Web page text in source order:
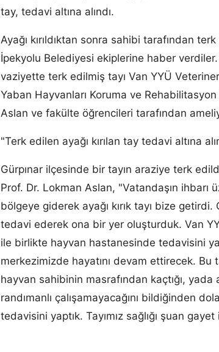
tay, tedavi altına alındı.
Ayağı kırıldıktan sonra sahibi tarafından
İpekyolu Belediyesi ekiplerine haber verdiler.
vaziyette terk edilmiş tayı Van YYÜ
Yaban Hayvanları Koruma ve
Aslan ve fakülte öğrencileri tarafından
"Terk edilen ayağı kırılan tay tedavi altına
Gürpınar ilçesinde bir tayın araziye terk
Prof. Dr. Lokman Aslan, "Vatandaşın ihbarı
bölgeye giderek ayağı kırık tayı bize getirdi.
tedavi ederek ona bir yer oluşturduk. Van
ile birlikte hayvan hastanesinde tedavisini
merkezimizde hayatını devam ettirecek. Bu
hayvan sahibinin masrafından kaçtığı, yada
randımanlı çalışamayacağını bildiğinden
tedavisini yaptık. Tayımız sağlığı şuan